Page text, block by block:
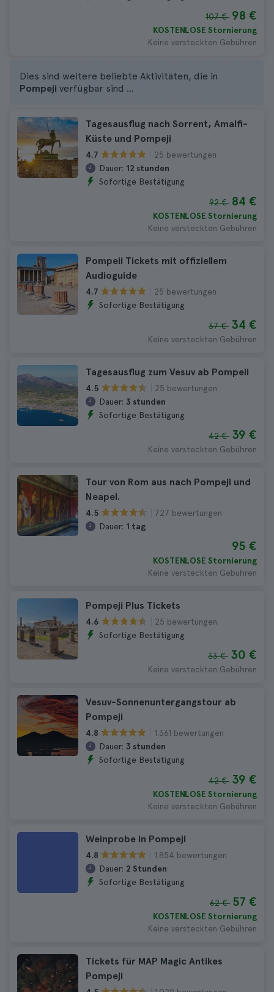
107 € 98 €
KOSTENLOSE Stornierung
Keine versteckten Gebühren
Dies sind weitere beliebte Aktivitäten, die in
Pompeji verfügbar sind ...
Tagesausflug nach Sorrent, Amalfi-
Küste und Pompeji
4.7
25 bewertungen
Dauer: 12 stunden
Sofortige Bestätigung
92 € 84 €
KOSTENLOSE Stornierung
Keine versteckten Gebühren
Pompeii Tickets mit offiziellem
Audioguide
4.7
25 bewertungen
Sofortige Bestätigung
37 € 34 €
Keine versteckten Gebühren
Tagesausflug zum Vesuv ab Pompeii
4.5
25 bewertungen
Dauer: 3 stunden
Sofortige Bestätigung
42 € 39 €
Keine versteckten Gebühren
Tour von Rom aus nach Pompeji und
Neapel.
4.5
727 bewertungen
Dauer: 1 tag
95 €
KOSTENLOSE Stornierung
Keine versteckten Gebühren
Pompeji Plus Tickets
4.6
25 bewertungen
Sofortige Bestätigung
33 € 30 €
Keine versteckten Gebühren
Vesuv-Sonnenuntergangstour ab
Pompeji
4.8
1.361 bewertungen
Dauer: 3 stunden
Sofortige Bestätigung
42 € 39 €
KOSTENLOSE Stornierung
Keine versteckten Gebühren
Weinprobe in Pompeji
4.8
1.854 bewertungen
Dauer: 2 Stunden
Sofortige Bestätigung
62 € 57 €
KOSTENLOSE Stornierung
Keine versteckten Gebühren
Tickets für MAP Magic Antikes
Pompeji